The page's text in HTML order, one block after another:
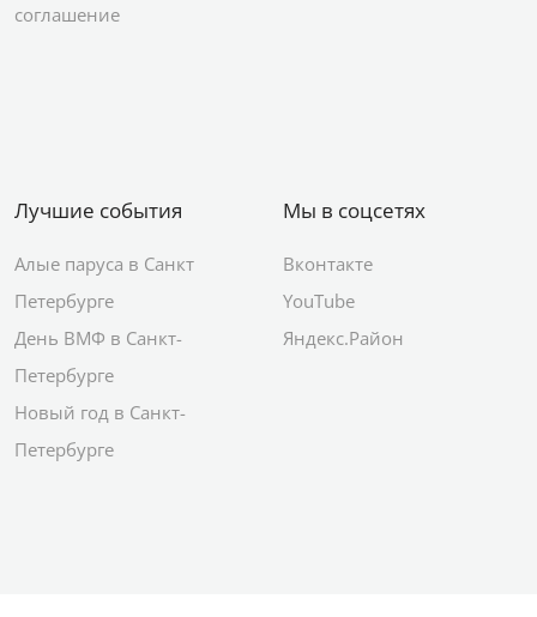
соглашение
Лучшие события
Алые паруса в Санкт
Петербурге
День ВМФ в Санкт-
Петербурге
Новый год в Санкт-
Петербурге
Мы в соцсетях
Вконтакте
YouTube
Яндекс.Район